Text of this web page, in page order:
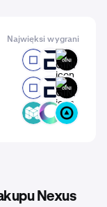
Najwięksi wygrani
EVR GINI
EVR GINI
MCH ZBT
Nexus